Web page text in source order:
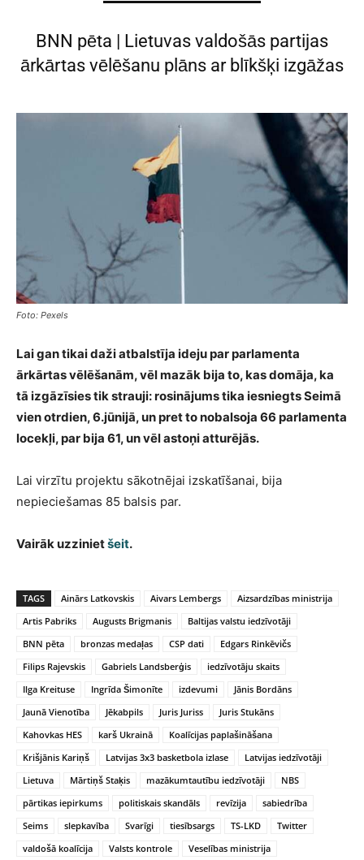
BNN pēta | Lietuvas valdošās partijas
ārkārtas vēlēšanu plāns ar blīkšķi izgāžas
Foto: Pexels
Lai gan tikai daži atbalstīja ideju par parlamenta
ārkārtas vēlēšanām, vēl mazāk bija to, kas domāja, ka
tā izgāzīsies tik strauji: rosinājums tika iesniegts Seimā
vien otrdien, 6.jūnijā, un pret to nobalsoja 66 parlamenta
locekļi, par bija 61, un vēl astoņi atturējās.
Lai virzītu projektu sākotnējai izskatīšanai, bija
nepieciešamas 85 balsis par.
Vairāk uzzinietšeit.
TAGS Ainārs Latkovskis Aivars Lembergs
Aizsardzības ministrija
Artis Pabriks
Augusts Brigmanis
Baltijas valstu iedzīvotāji
BNN pēta
bronzas medaļas CSP dati
Edgars Rinkēvičs
Filips Rajevskis
Gabriels Landsberģis
iedzīvotāju skaits
Ilga Kreituse
Ingrīda Šimonīte izdevumi
Jānis Bordāns
Jaunā Vienotība
Jēkabpils Juris Juriss
Juris Stukāns
Kahovkas HES
karš Ukrainā
Koalīcijas paplašināšana
Krišjānis Kariņš
Latvijas 3x3 basketbola izlase
Latvijas iedzīvotāji
Lietuva
Mārtiņš Staķis mazākumtautību iedzīvotāji
NBS
pārtikas iepirkums
politiskais skandāls revīzija
sabiedrība
Seims
slepkavība Svarīgi tiesībsargs TS-LKD
Twitter
valdošā koalīcija
Valsts kontrole
Veselības ministrija